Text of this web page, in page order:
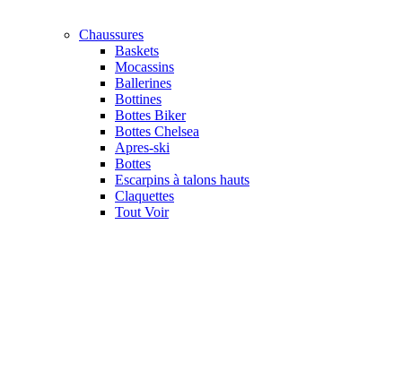
Chaussures
Baskets
Mocassins
Ballerines
Bottines
Bottes Biker
Bottes Chelsea
Apres-ski
Bottes
Escarpins à talons hauts
Claquettes
Tout Voir